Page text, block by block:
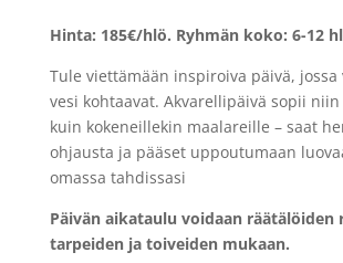
Hinta: 185€/hlö. Ryhmän koko: 6-12
Tule viettämään inspiroiva päivä, jossa
vesi kohtaavat. Akvarellipäivä sopii
kuin kokeneillekin maalareille – saat
ohjausta ja pääset uppoutumaan
omassa tahdissasi
Päivän aikataulu voidaan räätälöiden
tarpeiden ja toiveiden mukaan.